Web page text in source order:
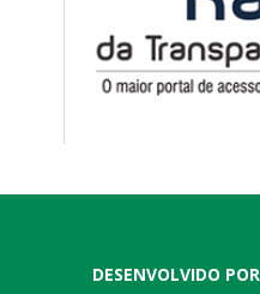
DESENVOLVIDO